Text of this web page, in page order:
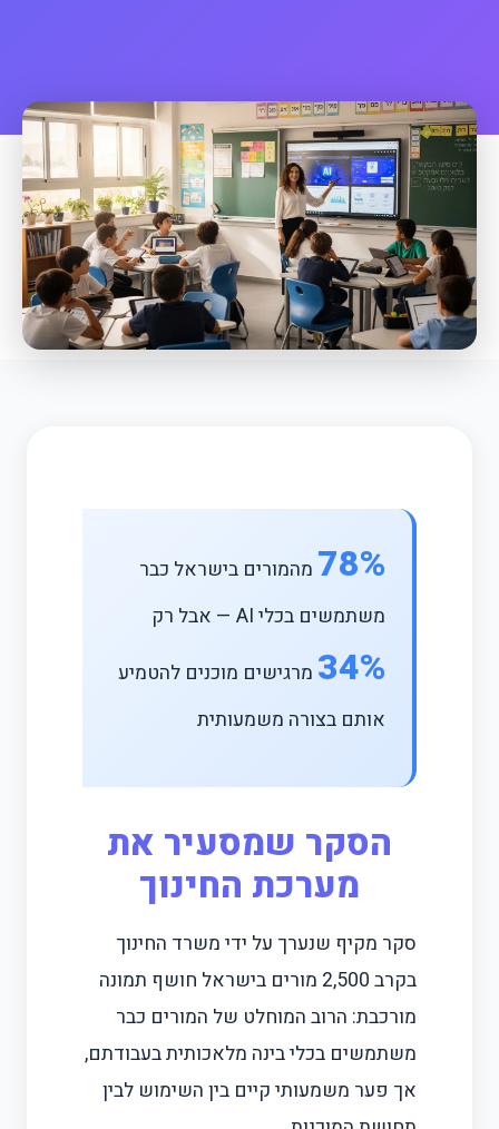
78% מהמורים בישראל כבר
משתמשים בכלי AI — אבל רק
34% מרגישים מוכנים להטמיע
אותם בצורה משמעותית
הסקר שמסעיר את
מערכת החינוך
סקר מקיף שנערך על ידי משרד החינוך
בקרב 2,500 מורים בישראל חושף תמונה
מורכבת: הרוב המוחלט של המורים כבר
משתמשים בכלי בינה מלאכותית בעבודתם,
אך פער משמעותי קיים בין השימוש לבין